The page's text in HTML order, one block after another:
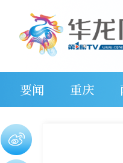
要闻 重庆